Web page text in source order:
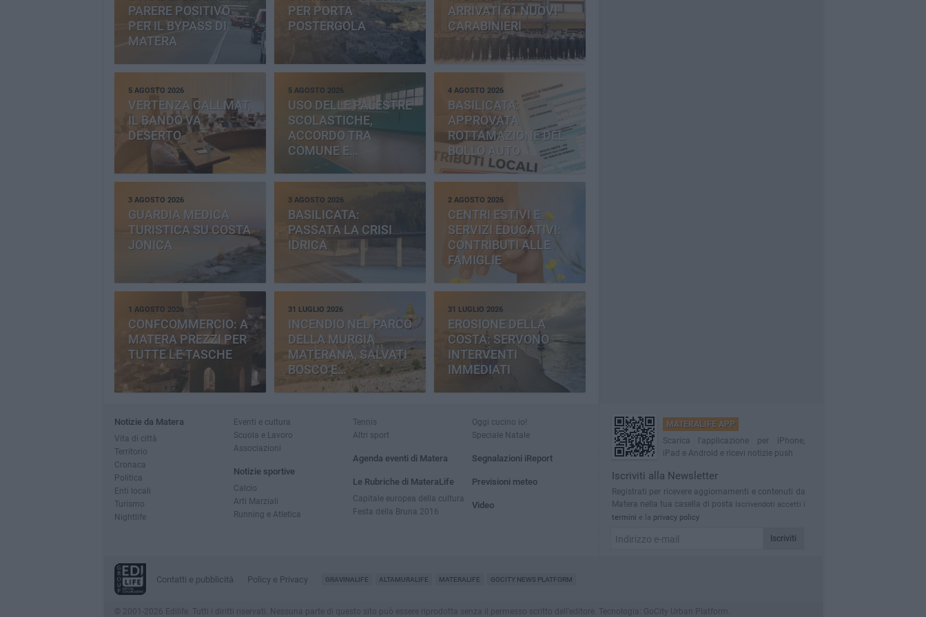
PARERE POSITIVO
PER IL BYPASS DI
MATERA
PER PORTA
POSTERGOLA
ARRIVATI 61 NUOVI
CARABINIERI
5 AGOSTO 2026
VERTENZA CALLMAT,
IL BANDO VA
DESERTO
5 AGOSTO 2026
USO DELLE PALESTRE
SCOLASTICHE,
ACCORDO TRA
COMUNE E
PROVINCIA
4 AGOSTO 2026
BASILICATA:
APPROVATA
ROTTAMAZIONE DEL
BOLLO AUTO
3 AGOSTO 2026
GUARDIA MEDICA
TURISTICA SU COSTA
JONICA
3 AGOSTO 2026
BASILICATA:
PASSATA LA CRISI
IDRICA
2 AGOSTO 2026
CENTRI ESTIVI E
SERVIZI EDUCATIVI:
CONTRIBUTI ALLE
FAMIGLIE
1 AGOSTO 2026
CONFCOMMERCIO: A
MATERA PREZZI PER
TUTTE LE TASCHE
31 LUGLIO 2026
INCENDIO NEL PARCO
DELLA MURGIA
MATERANA, SALVATI
BOSCO E
CEMENTERIA
31 LUGLIO 2026
EROSIONE DELLA
COSTA: SERVONO
INTERVENTI
IMMEDIATI
Notizie da Matera
Vita di città
Territorio
Cronaca
Politica
Enti locali
Turismo
Nightlife
Eventi e cultura
Scuola e Lavoro
Associazioni
Notizie sportive
Calcio
Arti Marziali
Running e Atletica
Tennis
Altri sport
Agenda eventi di Matera
Le Rubriche di MateraLife
Capitale europea della cultura
Festa della Bruna 2016
Oggi cucino io!
Speciale Natale
Segnalazioni iReport
Previsioni meteo
Video
MATERALIFE APP
Scarica l'applicazione per iPhone,
iPad e Android e ricevi notizie push
Iscriviti alla Newsletter
Registrati per ricevere aggiornamenti e contenuti da
Matera nella tua casella di posta Iscrivendoti accetti i
termini e la privacy policy
Iscriviti
Contatti e pubblicità Policy e Privacy GRAVINALIFE ALTAMURALIFE MATERALIFE GOCITY NEWS PLATFORM
© 2001-2026 Edilife. Tutti i diritti riservati. Nessuna parte di questo sito può essere riprodotta senza il permesso scritto dell'editore. Tecnologia: GoCity Urban Platform.